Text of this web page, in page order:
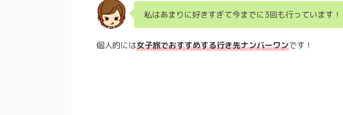
私はあまりに好きすぎて今までに3回も行っています！
個人的には女子旅でおすすめする行き先ナンバーワンです！